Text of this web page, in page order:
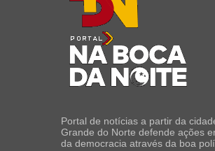
Portal de notícias a partir da
Grande do Norte defende ações
da democracia através da boa